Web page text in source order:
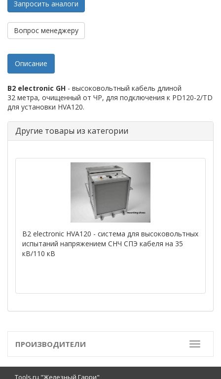
Запросить аналоги
Вопрос менеджеру
Описание
B2 electronic GH - высоковольтный кабель длиной
32 метра, очищенный от ЧР, для подключения к PD120-2/TD
для установки HVA120.
Другие товары из категории
B2 electronic HVA120 - система для высоковольтных
испытаний напряжением СНЧ СПЭ кабеля на 35
кВ/110 кВ
Toggle
ПРОИЗВОДИТЕЛИ
Tools.ru "Железный Гарри"